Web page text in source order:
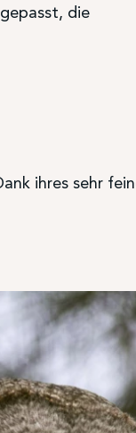
die
ihres sehr